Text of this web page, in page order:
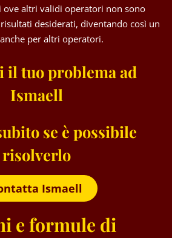
ove altri validi operatori non sono
desiderati, diventando così un
per altri operatori.
il tuo problema ad
Ismaell
se è possibile
risolverlo
Ismaell
e formule di